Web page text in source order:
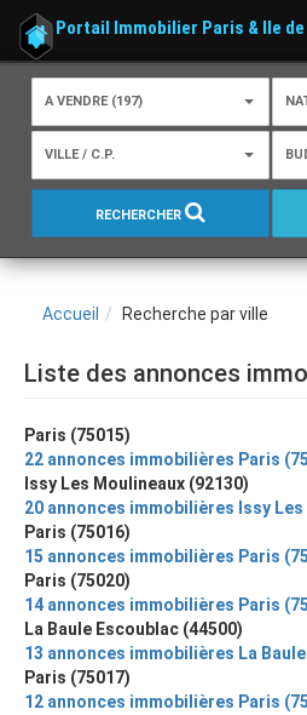
Portail Immobilier Paris & Ile
A VENDRE (197)
VILLE / C.P.
RECHERCHER
Accueil Recherche par ville
Liste des annonces
Paris (75015)
22 annonces immobilières Paris
Issy Les Moulineaux (92130)
20 annonces immobilières Issy
Paris (75016)
15 annonces immobilières Paris
Paris (75020)
14 annonces immobilières Paris
La Baule Escoublac (44500)
13 annonces immobilières La
Paris (75017)
12 annonces immobilières Paris